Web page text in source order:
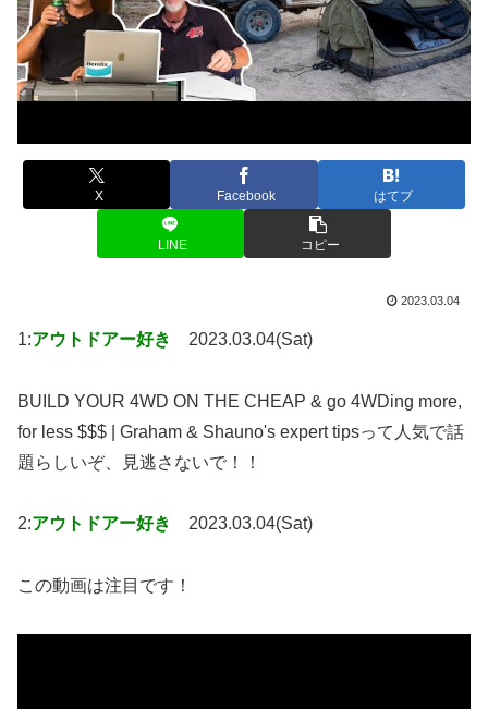
X Facebook はてブ
LINE コピー
2023.03.04
1:アウトドアー好き 2023.03.04(Sat)
BUILD YOUR 4WD ON THE CHEAP & go 4WDing more,
for less $$$ | Graham & Shauno's expert tipsって人気で話
題らしいぞ、見逃さないで！！
2:アウトドアー好き 2023.03.04(Sat)
この動画は注目です！